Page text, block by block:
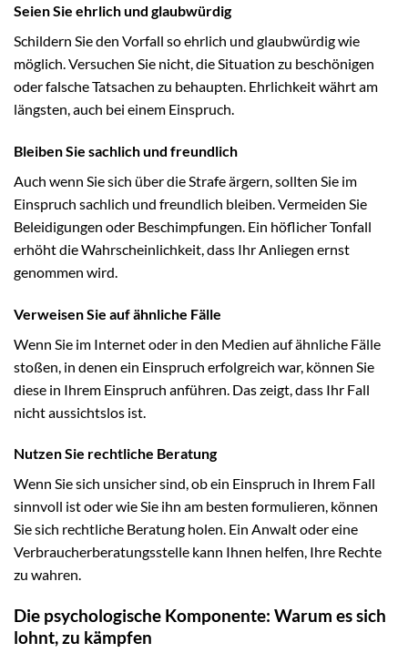
Seien Sie ehrlich und glaubwürdig
Schildern Sie den Vorfall so ehrlich und glaubwürdig wie
möglich. Versuchen Sie nicht, die Situation zu beschönigen
oder falsche Tatsachen zu behaupten. Ehrlichkeit währt am
längsten, auch bei einem Einspruch.
Bleiben Sie sachlich und freundlich
Auch wenn Sie sich über die Strafe ärgern, sollten Sie im
Einspruch sachlich und freundlich bleiben. Vermeiden Sie
Beleidigungen oder Beschimpfungen. Ein höflicher Tonfall
erhöht die Wahrscheinlichkeit, dass Ihr Anliegen ernst
genommen wird.
Verweisen Sie auf ähnliche Fälle
Wenn Sie im Internet oder in den Medien auf ähnliche Fälle
stoßen, in denen ein Einspruch erfolgreich war, können Sie
diese in Ihrem Einspruch anführen. Das zeigt, dass Ihr Fall
nicht aussichtslos ist.
Nutzen Sie rechtliche Beratung
Wenn Sie sich unsicher sind, ob ein Einspruch in Ihrem Fall
sinnvoll ist oder wie Sie ihn am besten formulieren, können
Sie sich rechtliche Beratung holen. Ein Anwalt oder eine
Verbraucherberatungsstelle kann Ihnen helfen, Ihre Rechte
zu wahren.
Die psychologische Komponente: Warum es sich
lohnt, zu kämpfen